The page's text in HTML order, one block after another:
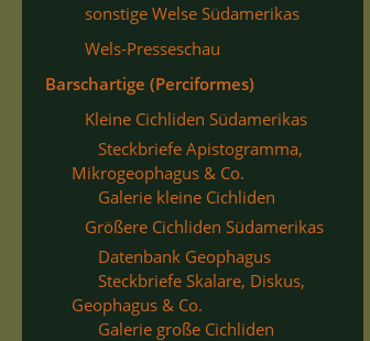
sonstige Welse Südamerikas
Wels-Presseschau
Barschartige (Perciformes)
Kleine Cichliden Südamerikas
Steckbriefe Apistogramma,
Mikrogeophagus & Co.
Galerie kleine Cichliden
Größere Cichliden Südamerikas
Datenbank Geophagus
Steckbriefe Skalare, Diskus,
Geophagus & Co.
Galerie große Cichliden